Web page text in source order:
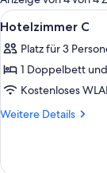
Zimmer
Alle
Fotos
für
Hotelzimmer C
anzeigen
4
Hotelzimmer C
Platz für 3
1 Doppelbett
Kostenloses
Weitere Details
Weitere